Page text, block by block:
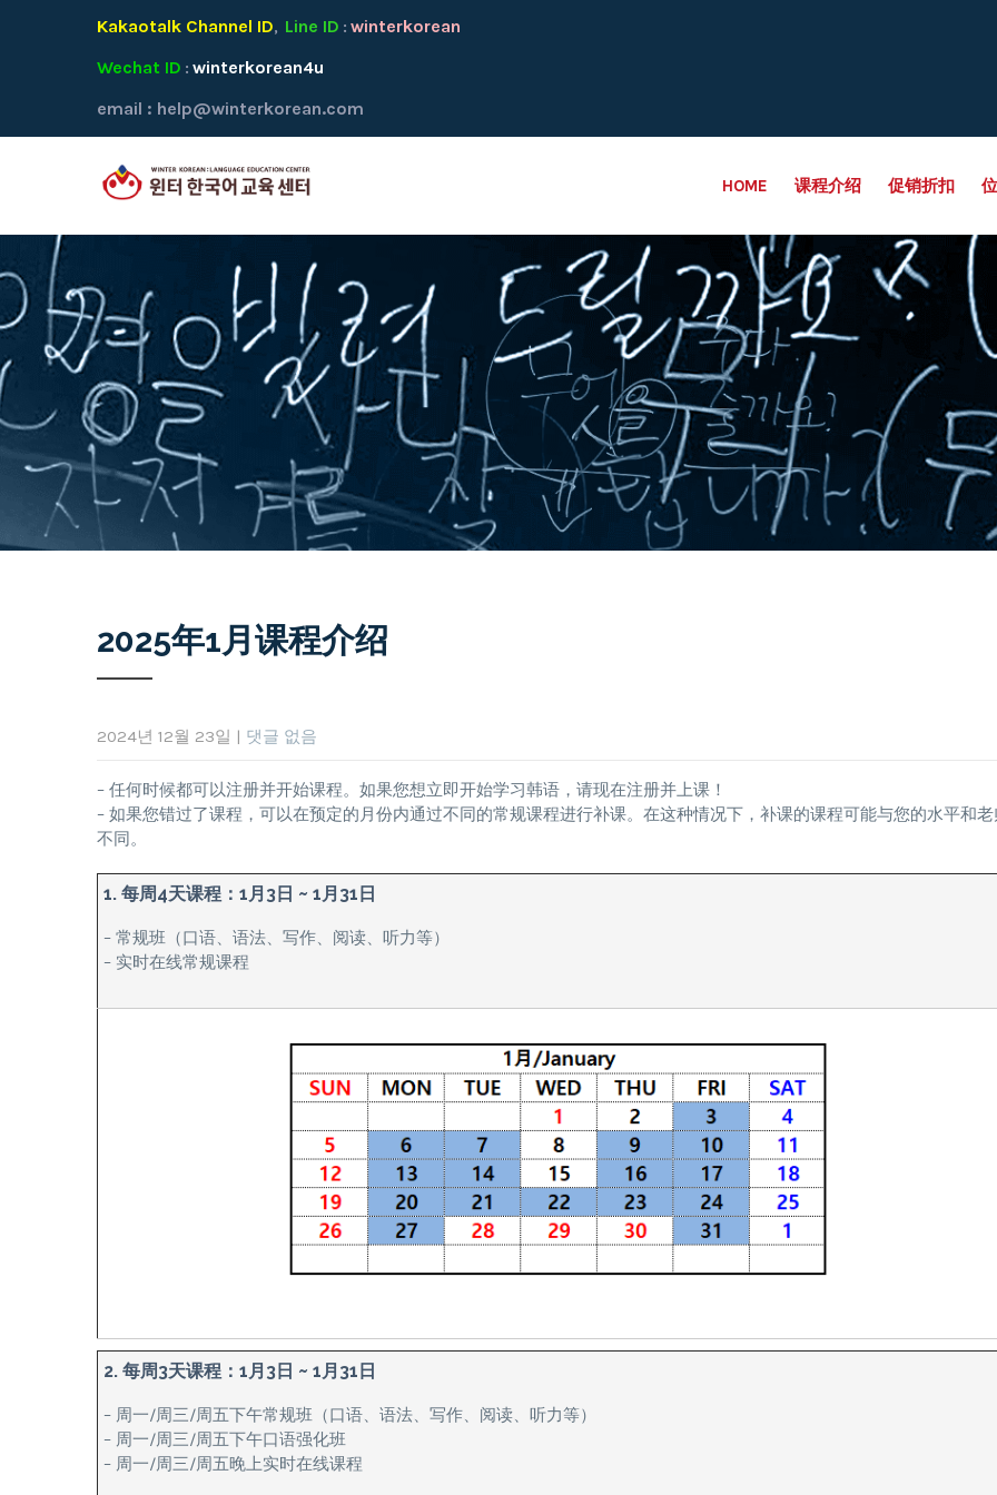
Kakaotalk Channel ID, Line ID : winterkorean
Wechat ID : winterkorean4u
email : help@winterkorean.com
HOME 课程介绍 促销折扣
2025年1月课程介绍
2024년 12월 23일 | 댓글 없음
– 任何时候都可以注册并开始课程。如果您想立即开始学习韩语，请现在注册并上课！
– 如果您错过了课程，可以在预定的月份内通过不同的常规课程进行补课。在这种情况下，补课的课程可能与您的水平和
不同。
1. 每周4天课程：1月3日 ~ 1月31日
– 常规班（口语、语法、写作、阅读、听力等）
– 实时在线常规课程
2. 每周3天课程：1月3日 ~ 1月31日
– 周一/周三/周五下午常规班（口语、语法、写作、阅读、听力等）
– 周一/周三/周五下午口语强化班
– 周一/周三/周五晚上实时在线课程